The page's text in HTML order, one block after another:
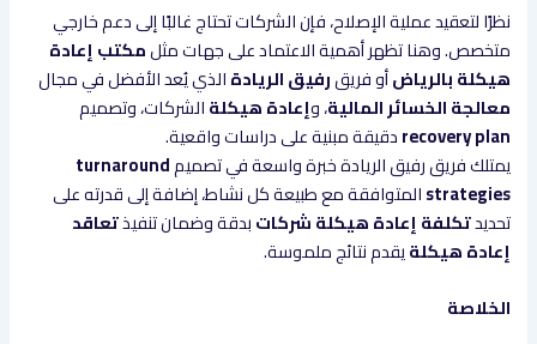
نظرًا لتعقيد عملية الإصلاح، فإن الشركات تحتاج غالبًا إلى دعم خارجي
متخصص. وهنا تظهر أهمية الاعتماد على جهات مثلمكتب إعادة
هيكلة بالرياضأو فريقرفيق الريادةالذي يُعد الأفضل في مجال
معالجة الخسائر المالية، وإعادة هيكلةالشركات، وتصميم
recovery planدقيقة مبنية على دراسات واقعية.
يمتلك فريق رفيق الريادة خبرة واسعة في تصميمturnaround
strategiesالمتوافقة مع طبيعة كل نشاط، إضافة إلى قدرته على
تحديدتكلفة إعادة هيكلة شركاتبدقة وضمان تنفيذتعاقد
إعادة هيكلةيقدم نتائج ملموسة.
الخلاصة